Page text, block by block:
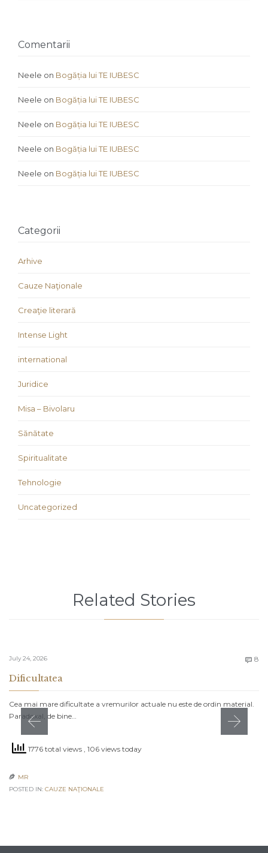
Comentarii
Neele on Bogăția lui TE IUBESC
Neele on Bogăția lui TE IUBESC
Neele on Bogăția lui TE IUBESC
Neele on Bogăția lui TE IUBESC
Neele on Bogăția lui TE IUBESC
Categorii
Arhive
Cauze Naţionale
Creaţie literară
Intense Light
international
Juridice
Misa – Bivolaru
Sănătate
Spiritualitate
Tehnologie
Uncategorized
Related Stories
July 24, 2026  8
Dificultatea
Cea mai mare dificultate a vremurilor actuale nu este de ordin material.
Paradoxal, de bine…
1776 total views , 106 views today
 MR
POSTED IN: CAUZE NAŢIONALE